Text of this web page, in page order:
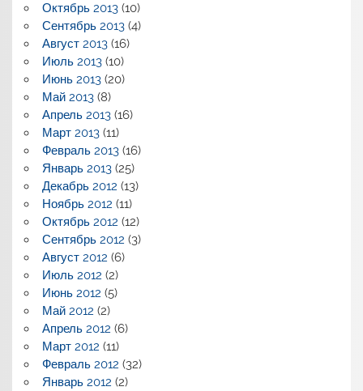
Октябрь 2013(10)
Сентябрь 2013(4)
Август 2013(16)
Июль 2013(10)
Июнь 2013(20)
Май 2013(8)
Апрель 2013(16)
Март 2013(11)
Февраль 2013(16)
Январь 2013(25)
Декабрь 2012 (13)
Ноябрь 2012 (11)
Октябрь 2012 (12)
Сентябрь 2012 (3)
Август 2012 (6)
Июль 2012 (2)
Июнь 2012 (5)
Май 2012 (2)
Апрель 2012 (6)
Март 2012 (11)
Февраль 2012 (32)
Январь 2012 (2)